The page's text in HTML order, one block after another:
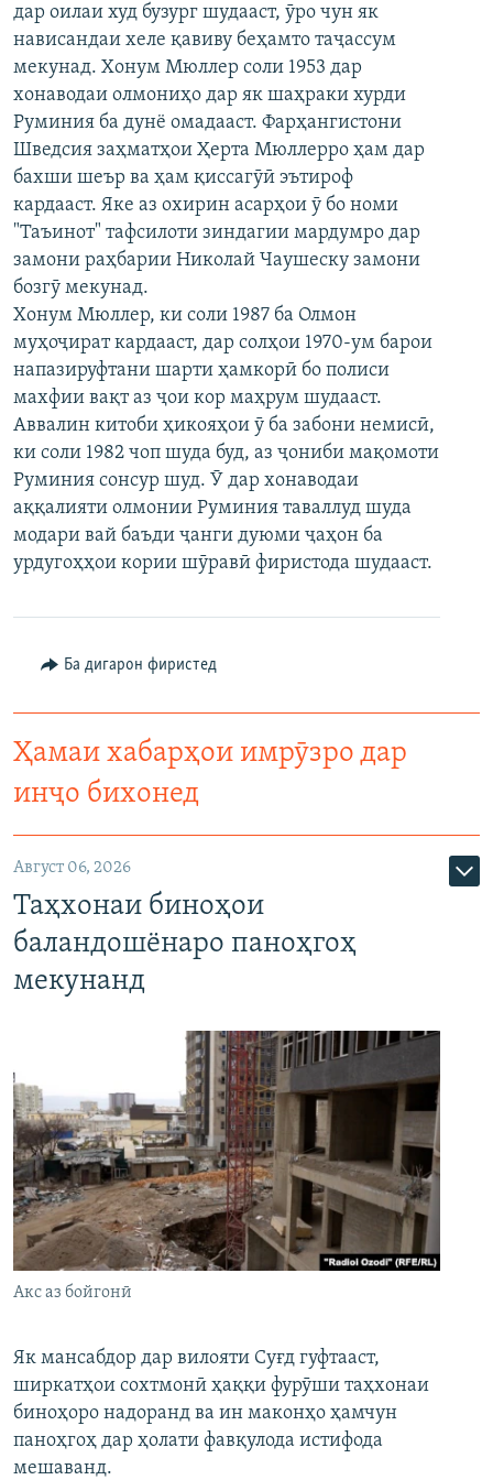
дар оилаи худ бузург шудааст, ӯро чун як
нависандаи хеле қавиву беҳамто таҷассум
мекунад. Хонум Мюллер соли 1953 дар
хонаводаи олмониҳо дар як шаҳраки хурди
Руминия ба дунё омадааст. Фарҳангистони
Шведсия заҳматҳои Ҳерта Мюллерро ҳам дар
бахши шеър ва ҳам қиссагӯӣ эътироф
кардааст. Яке аз охирин асарҳои ӯ бо номи
"Таъинот" тафсилоти зиндагии мардумро дар
замони раҳбарии Николай Чаушеску замони
бозгӯ мекунад.
Хонум Мюллер, ки соли 1987 ба Олмон
муҳоҷират кардааст, дар солҳои 1970-ум барои
напазируфтани шарти ҳамкорӣ бо полиси
махфии вақт аз ҷои кор маҳрум шудааст.
Аввалин китоби ҳикояҳои ӯ ба забони немисӣ,
ки соли 1982 чоп шуда буд, аз ҷониби мақомоти
Руминия сонсур шуд. Ӯ дар хонаводаи
аққалияти олмонии Руминия таваллуд шуда
модари вай баъди ҷанги дуюми ҷаҳон ба
урдугоҳҳои кории шӯравӣ фиристода шудааст.
Ба дигарон фиристед
Ҳамаи хабарҳои имрӯзро дар
инҷо бихонед
Август 06, 2026
Таҳхонаи биноҳои
баландошёнаро паноҳгоҳ
мекунанд
Акс аз бойгонӣ
Як мансабдор дар вилояти Суғд гуфтааст,
ширкатҳои сохтмонӣ ҳаққи фурӯши таҳхонаи
биноҳоро надоранд ва ин маконҳо ҳамчун
паноҳгоҳ дар ҳолати фавқулода истифода
мешаванд.